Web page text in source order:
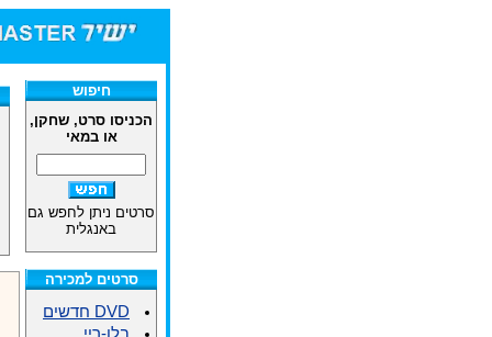
חיפוש
הכניסו סרט, שחקן,
או במאי
סרטים ניתן לחפש גם
באנגלית
סרטים למכירה
DVD חדשים